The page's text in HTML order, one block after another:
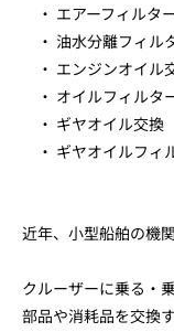
・ エアーフィルタ
・ 油水分離フィル
・ エンジンオイル
・ オイルフィルタ
・ ギヤオイル交換
・ ギヤオイルフ
近年、小型船舶の機
クルーザーに乗る・
部品や消耗品を交換